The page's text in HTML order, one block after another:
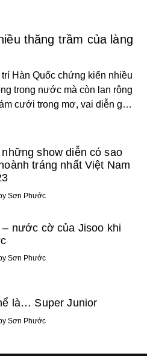
thăng trầm của làng
Hàn Quốc chứng kiến nhiều
trong nước mà còn lan rộng
cưới trong mơ, vai diễn gây
để lại nhiều mất mát và
show diễn có sao
tráng nhất Việt Nam
Sơn Phước
– nước cờ của Jisoo khi
Sơn Phước
là… Super Junior
Sơn Phước